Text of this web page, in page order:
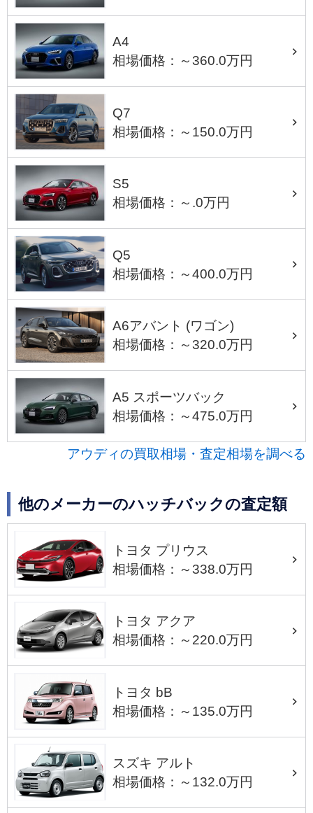
A4
相場価格：～360.0万円
Q7
相場価格：～150.0万円
S5
相場価格：～.0万円
Q5
相場価格：～400.0万円
A6アバント (ワゴン)
相場価格：～320.0万円
A5 スポーツバック
相場価格：～475.0万円
アウディの買取相場・査定相場を調べる
他のメーカーのハッチバックの査定額
トヨタ プリウス
相場価格：～338.0万円
トヨタ アクア
相場価格：～220.0万円
トヨタ bB
相場価格：～135.0万円
スズキ アルト
相場価格：～132.0万円